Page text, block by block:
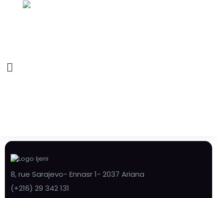
8, rue Sarajevo- Ennasr 1- 2037 Ariana
(+216) 29 342 131